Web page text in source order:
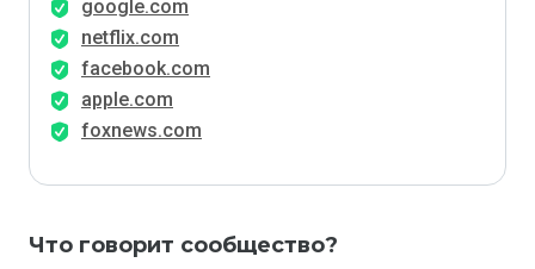
google.com
netflix.com
facebook.com
apple.com
foxnews.com
Что говорит сообщество?